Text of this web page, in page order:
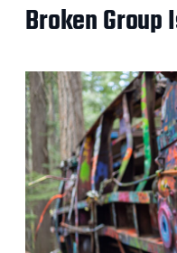
Broken Group